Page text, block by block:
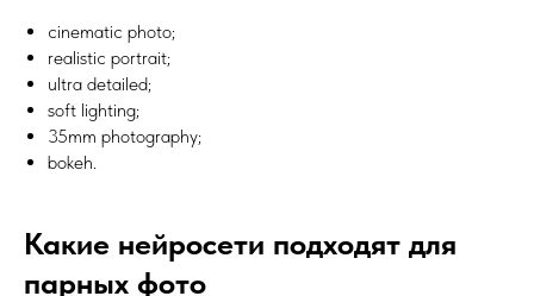
cinematic photo;
realistic portrait;
ultra detailed;
soft lighting;
35mm photography;
bokeh.
Какие нейросети подходят для
парных фото